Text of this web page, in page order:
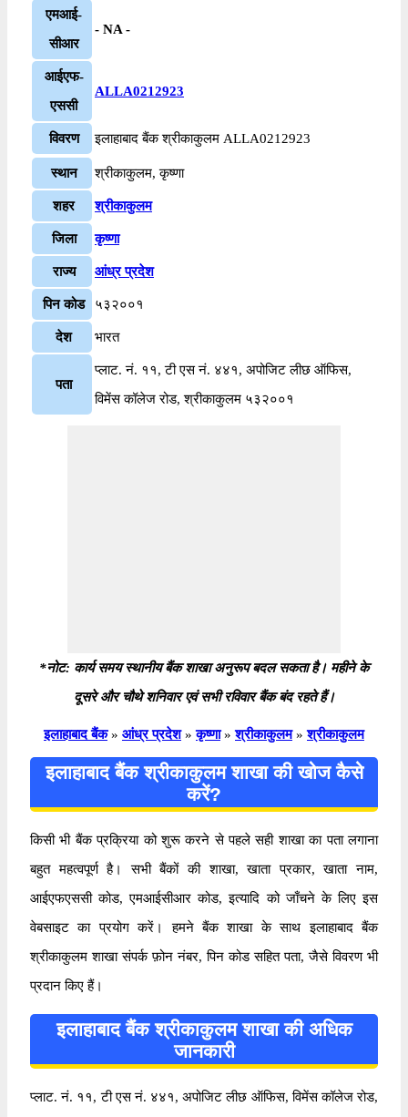
एमआई-
सीआर
- NA -
आईएफ-
एससी
ALLA0212923
विवरण इलाहाबाद बैंक श्रीकाकुलम ALLA0212923
स्थान श्रीकाकुलम, कृष्णा
शहर श्रीकाकुलम
जिला कृष्णा
राज्य आंध्र प्रदेश
पिन कोड ५३२००१
देश भारत
पता
प्लाट. नं. ११, टी एस नं. ४४१, अपोजिट लीछ ऑफिस,
विमेंस कॉलेज रोड, श्रीकाकुलम ५३२००१
*नोट: कार्य समय स्थानीय बैंक शाखा अनुरूप बदल सकता है। महीने के
दूसरे और चौथे शनिवार एवं सभी रविवार बैंक बंद रहते हैं।
इलाहाबाद बैंक » आंध्र प्रदेश » कृष्णा » श्रीकाकुलम » श्रीकाकुलम
इलाहाबाद बैंक श्रीकाकुलम शाखा की खोज कैसे
करें?
किसी भी बैंक प्रक्रिया को शुरू करने से पहले सही शाखा का पता लगाना
बहुत महत्वपूर्ण है। सभी बैंकों की शाखा, खाता प्रकार, खाता नाम,
आईएफएससी कोड, एमआईसीआर कोड, इत्यादि को जाँचने के लिए इस
वेबसाइट का प्रयोग करें। हमने बैंक शाखा के साथ इलाहाबाद बैंक
श्रीकाकुलम शाखा संपर्क फ़ोन नंबर, पिन कोड सहित पता, जैसे विवरण भी
प्रदान किए हैं।
इलाहाबाद बैंक श्रीकाकुलम शाखा की अधिक
जानकारी
प्लाट. नं. ११, टी एस नं. ४४१, अपोजिट लीछ ऑफिस, विमेंस कॉलेज रोड,